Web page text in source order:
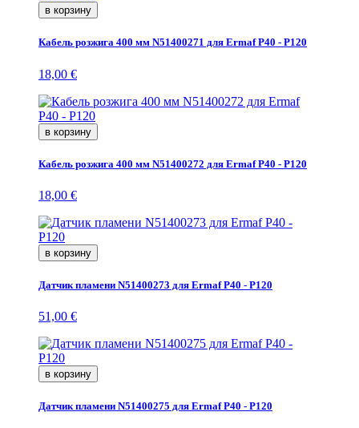
в корзину
Кабель розжига 400 мм N51400271 для Ermaf P40 - P120
18,00 €
в корзину
Кабель розжига 400 мм N51400272 для Ermaf P40 - P120
18,00 €
в корзину
Датчик пламени N51400273 для Ermaf P40 - P120
51,00 €
в корзину
Датчик пламени N51400275 для Ermaf P40 - P120